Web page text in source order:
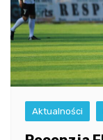
Aktualności